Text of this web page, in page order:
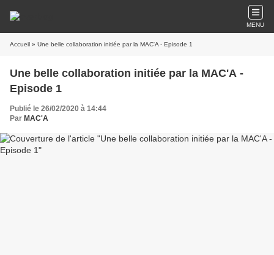
MENU
Accueil » Une belle collaboration initiée par la MAC'A - Episode 1
Une belle collaboration initiée par la MAC'A -
Episode 1
Publié le 26/02/2020 à 14:44
Par MAC'A